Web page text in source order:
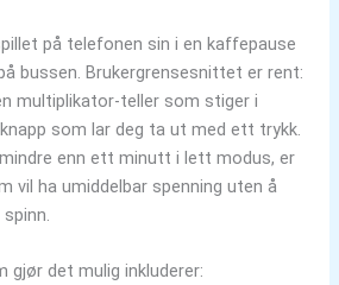
på telefonen sin i en kaffepause
bussen. Brukergrensesnittet er rent:
multiplikator-teller som stiger i
som lar deg ta ut med ett trykk.
enn ett minutt i lett modus, er
vil ha umiddelbar spenning uten å
gjør det mulig inkluderer: